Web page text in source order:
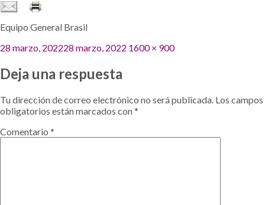
Equipo General Brasil
Publicado
28 marzo, 202228 marzo, 2022 Tamaño
1600 × 900
Deja una respuesta
Tu dirección de correo electrónico no será publicada. Los campos
obligatorios están marcados con*
Comentario *